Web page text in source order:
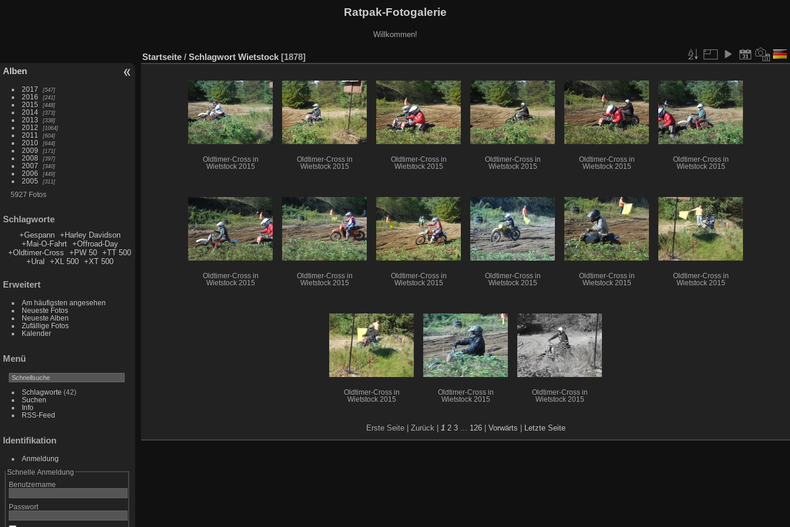
Ratpak-Fotogalerie
Willkommen!
Alben
2017 547
2016 241
2015 448
2014 373
2013 338
2012 1064
2011 604
2010 644
2009 171
2008 397
2007 340
2006 449
2005 311
5927 Fotos
Schlagworte
+Gespann
+Harley Davidson
+Mai-O-Fahrt
+Offroad-Day
+Oldtimer-Cross
+PW 50
+TT 500
+Ural
+XL 500 +XT 500
Erweitert
Am häufigsten angesehen
Neueste Fotos
Neueste Alben
Zufällige Fotos
Kalender
Menü
Schlagworte (42)
Suchen
Info
RSS-Feed
Identifikation
Anmeldung
Schnelle Anmeldung
Benutzername
Passwort
Startseite / Schlagwort Wietstock 1878
Oldtimer-Cross in
Wietstock 2015
Oldtimer-Cross in
Wietstock 2015
Oldtimer-Cross in
Wietstock 2015
Oldtimer-Cross in
Wietstock 2015
Oldtimer-Cross in
Wietstock 2015
Oldtimer-Cross in
Wietstock 2015
Oldtimer-Cross in
Wietstock 2015
Oldtimer-Cross in
Wietstock 2015
Oldtimer-Cross in
Wietstock 2015
Oldtimer-Cross in
Wietstock 2015
Oldtimer-Cross in
Wietstock 2015
Oldtimer-Cross in
Wietstock 2015
Oldtimer-Cross in
Wietstock 2015
Oldtimer-Cross in
Wietstock 2015
Oldtimer-Cross in
Wietstock 2015
Erste Seite | Zurück | 1 2 3... 126 Vorwärts Letzte Seite